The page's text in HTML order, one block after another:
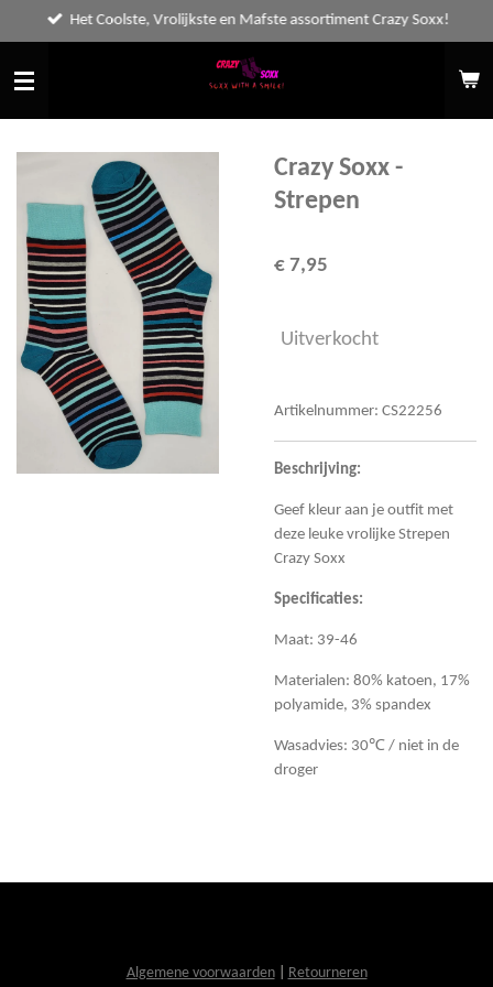
direct
naar
de
hoofdinhoud
Het Coolste, Vrolijkste en Mafste assortiment Crazy Soxx!
Crazy Soxx -
Strepen
€ 7,95
Uitverkocht
Artikelnummer: CS22256
Beschrijving:
Geef kleur aan je outfit met
deze leuke vrolijke Strepen
Crazy Soxx
Specificaties:
Maat: 39-46
Materialen: 80% katoen, 17%
polyamide, 3% spandex
Wasadvies: 30℃ / niet in de
droger
Algemene voorwaarden| Retourneren